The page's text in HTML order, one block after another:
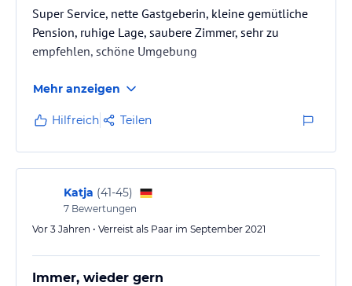
Super Service, nette Gastgeberin, kleine gemütliche
Pension, ruhige Lage, saubere Zimmer, sehr zu
empfehlen, schöne Umgebung
Mehr anzeigen
Hilfreich Teilen
Katja (41-45)
7 Bewertungen
Vor 3 Jahren • Verreist als Paar im September 2021
Immer, wieder gern